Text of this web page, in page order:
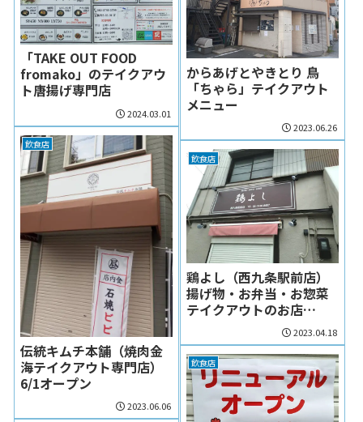
「TAKE OUT FOOD
fromako」のテイクアウ
ト唐揚げ専門店
2024.03.01
からあげとやきとり 鳥
「ちゃら」テイクアウト
メニュー
2023.06.26
飲食店
伝統キムチ本舗（焼肉金
海テイクアウト専門店）
6/1オープン
2023.06.06
飲食店
鶏よし（西九条駅前店）
揚げ物・お弁当・お惣菜
テイクアウトのお店
(2023/4/22オープン予定)
2023.04.18
飲食店